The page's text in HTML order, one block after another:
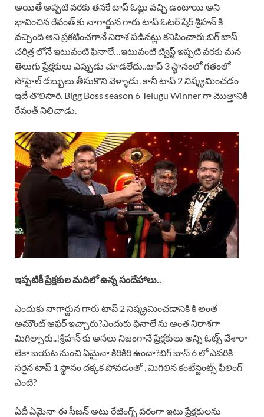
అయితే అప్పటి వరకు తనకే టాప్ ఓట్లు వచ్చి ఉంటాయి అని
భావించిన రేవంత్ కు నాగార్జున గారు టాప్ ఓటర్ షేర్ శ్రీహన్ కి
వచ్చింది అని ప్రకటించగానే నిరాశ పడినట్లు కనిపించారు.బిగ్ బాస్
చరిత్ర లోనే ఇటువంటి ఫినాలే…ఇటువంటి ట్విస్ట్ ఇప్పటి వరకు మన
తెలుగు ప్రేక్షకులు ఎప్పుడు చూడలేదు..టాప్ 3 స్థానంలో గతంలో
సోహైల్ డబ్బులు తీసుకొని వెళ్ళాడు. కానీ టాప్ 2 నిష్క్రమించడం
ఇదే తొలిసారి. Bigg Boss season 6 Telugu Winner గా మొత్తానికి
రేవంత్ నిలిచాడు.
ఇప్పటికీ ప్రేక్షకుల మదిలో ఉన్న సందేహాలు..
ఎందుకు నాగార్జున గారు టాప్ 2 నిష్క్రమించడానికి కి అంత
అమౌంట్ ఆఫర్ ఇచ్చారు?ఎందుకు ఫినాలే ను అంత నిరాశగా
మిగిల్చారు..!శ్రీహన్ కు అసలు నిజంగానే ప్రేక్షకులు అన్ని ఓట్స్ వేశారా
లేకా బయట నుంచి ఏమైనా కిరికిరి ఉందా?బిగ్ బాస్ 6 లో ఎవరికి
సరైన టాప్ 1 స్థానం దక్కక పోవడంతో , మిగిలిన కంటేస్టెంట్స్ ఫీలింగ్
ఎంటి?
ఏదీ ఏమైనా ఈ సీజన్ అటు రేటింగ్స్ పరంగా ఇటు ప్రేక్షకులను